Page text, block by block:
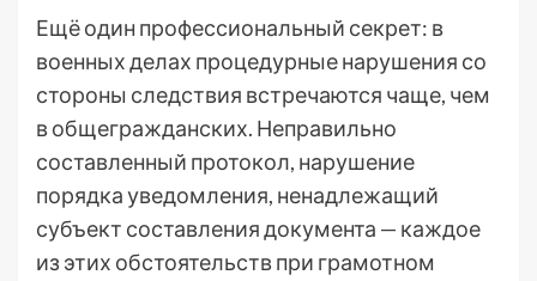
Ещё один профессиональный секрет: в
военных делах процедурные нарушения со
стороны следствия встречаются чаще, чем
в общегражданских. Неправильно
составленный протокол, нарушение
порядка уведомления, ненадлежащий
субъект составления документа — каждое
из этих обстоятельств при грамотном